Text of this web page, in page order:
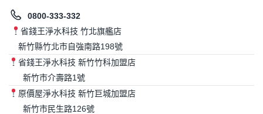
0800-333-332
省錢王淨水科技 竹北旗艦店
新竹縣竹北市自強南路198號
省錢王淨水科技 新竹竹科加盟店
新竹市介壽路1號
原價屋淨水科技 新竹巨城加盟店
新竹市民生路126號